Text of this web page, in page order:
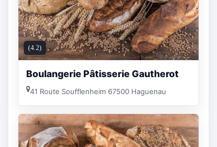
(4.2)
Boulangerie Pâtisserie Gautherot
41 Route Soufflenheim 67500 Haguenau